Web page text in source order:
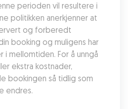
perioden vil resultere i
politikken anerkjenner at
og forberedt
booking og muligens har
i mellomtiden. For å unngå
ekstra kostnader,
bookingen så tidlig som
endres.